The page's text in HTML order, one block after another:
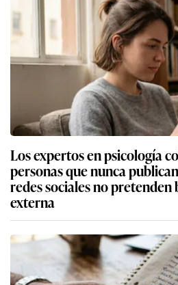
Los expertos en psicología
personas que nunca
redes sociales no
externa